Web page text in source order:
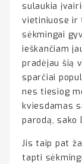
sulaukia
vietiniuose ir
sėkmingai
ieškančiam
pradėjau šią
sparčiai
nes tiesiog
kviesdamas
parodą, sako
Jis taip pat
tapti